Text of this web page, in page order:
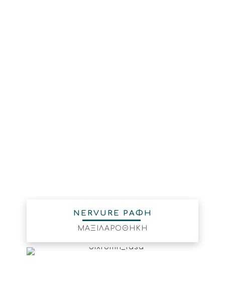
NERVURE ΡΑΦΗ
ΜΑΞΙΛΑΡΟΘΗΚΗ